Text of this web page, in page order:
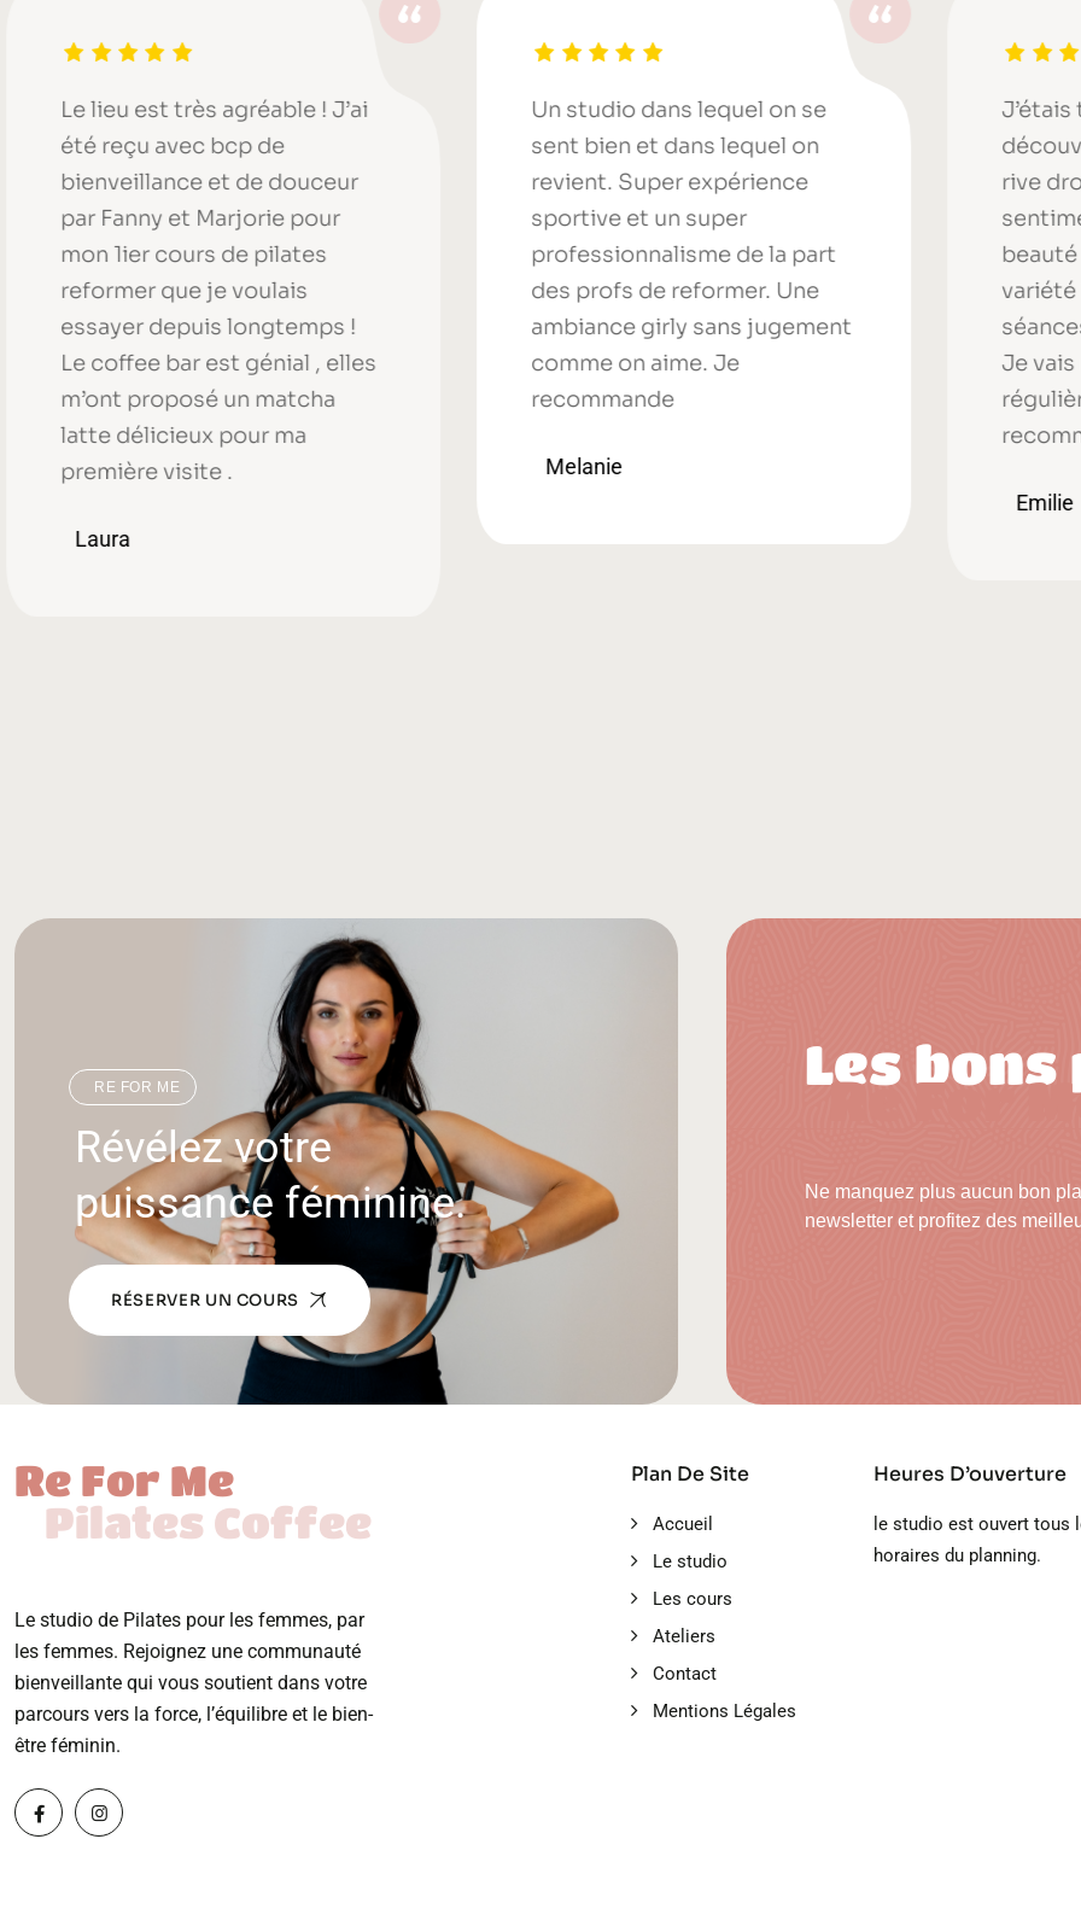
Le lieu est très agréable ! J’ai
été reçu avec bcp de
bienveillance et de douceur
par Fanny et Marjorie pour
mon 1ier cours de pilates
reformer que je voulais
essayer depuis longtemps !
Le coffee bar est génial , elles
m’ont proposé un matcha
latte délicieux pour ma
première visite .
Laura
Un studio dans lequel on se
sent bien et dans lequel on
revient. Super expérience
sportive et un super
professionnalisme de la part
des profs de reformer. Une
ambiance girly sans jugement
comme on aime. Je
recommande
Melanie
J’étais
rive
beauté
variété
Je vais
Emilie
RE FOR ME
Révélez votre
puissance féminine.
RÉSERVER UN COURS
Les bons
Re For
Ne manquez plus aucun bon
newsletter et profitez des
Re For Me
Pilates Coffee
Le studio de Pilates pour les femmes, par
les femmes. Rejoignez une communauté
bienveillante qui vous soutient dans votre
parcours vers la force, l’équilibre et le bien-
être féminin.
Plan De Site
Accueil
Le studio
Les cours
Ateliers
Contact
Mentions Légales
Heures D’ouverture
le studio est ouvert tous
horaires du planning.